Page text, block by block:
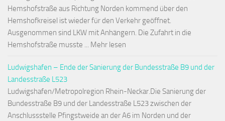
Hemshofstraße aus Richtung Norden kommend über den
Hemshofkreisel ist wieder für den Verkehr geöffnet.
Ausgenommen sind LKW mit Anhängern. Die Zufahrt in die
Hemshofstraße musste ... Mehr lesen
Ludwigshafen – Ende der Sanierung der Bundesstraße B9 und der
Landesstraße L523
Ludwigshafen/Metropolregion Rhein-Neckar.Die Sanierung der
Bundesstraße B9 und der Landesstraße L523 zwischen der
Anschlussstelle Pfingstweide an der A6 im Norden und der